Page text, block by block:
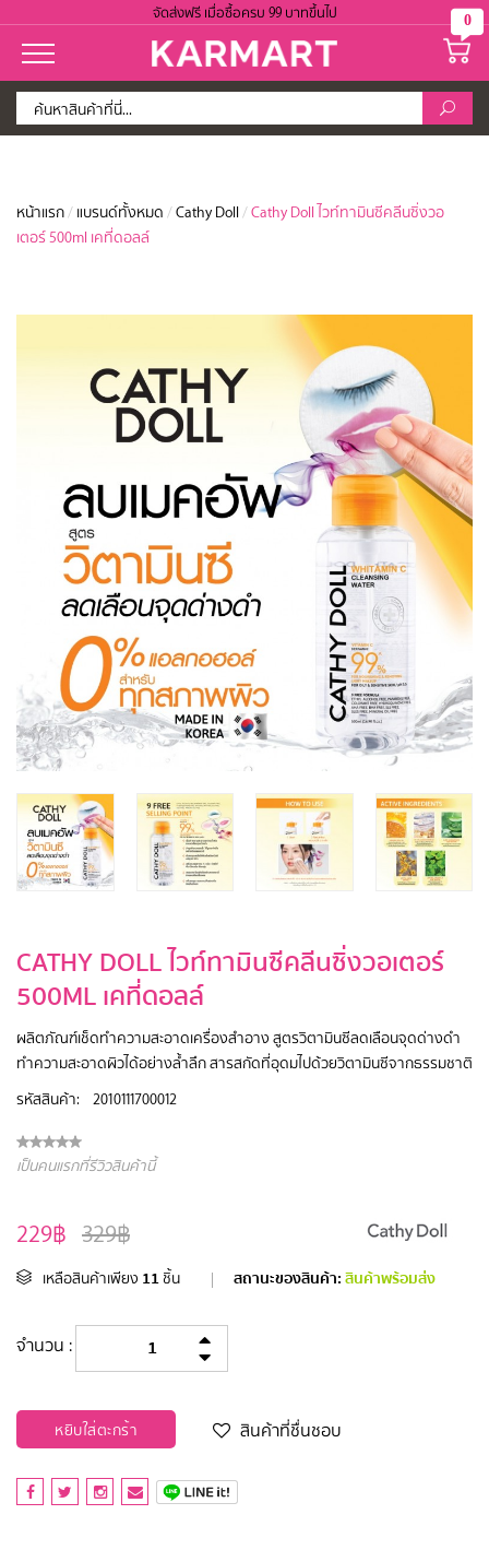
จัดส่งฟรี เมื่อซื้อครบ 99 บาทขึ้นไป 0
หน้าแรก / แบรนด์ทั้งหมด /Cathy Doll /Cathy Doll ไวท์ทามินซีคลีนซิ่งวอ
เตอร์ 500ml เคที่ดอลล์
CATHY DOLL ไวท์ทามินซีคลีนซิ่งวอเตอร์
500ML เคที่ดอลล์
ผลิตภัณฑ์เช็ดทำความสะอาดเครื่องสำอาง สูตรวิตามินซีลดเลือนจุดด่างดำ
ทำความสะอาดผิวได้อย่างล้ำลึก สารสกัดที่อุดมไปด้วยวิตามินซีจากธรรมชาติ
รหัสสินค้า:
2010111700012
เป็นคนแรกที่รีวิวสินค้านี้
329฿
229฿
เหลือสินค้าเพียง 11 ชิ้น | สถานะของสินค้า:สินค้าพร้อมส่ง
จำนวน :
หยิบใส่ตะกร้า สินค้าที่ชื่นชอบ